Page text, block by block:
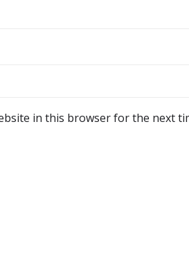
in this browser for the next